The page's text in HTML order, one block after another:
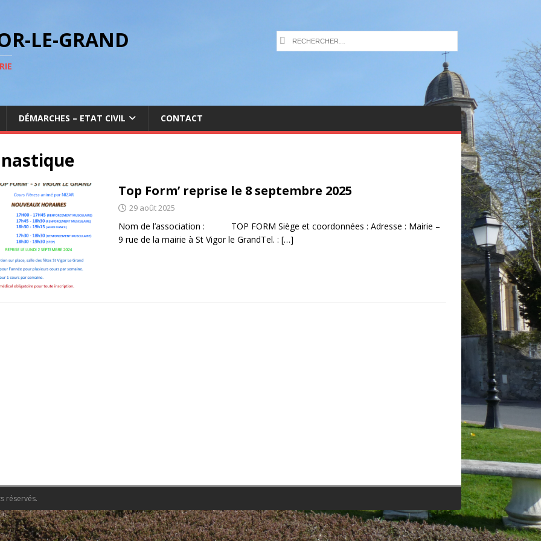
LE-GRAND
DÉMARCHES – ETAT CIVIL CONTACT
Top Form’ reprise le 8 septembre 2025
29 août 2025
Nom de l’association : TOP FORM Siège et coordonnées : Adresse : Mairie –
9 rue de la mairie à St Vigor le GrandTel. : […]
réservés.